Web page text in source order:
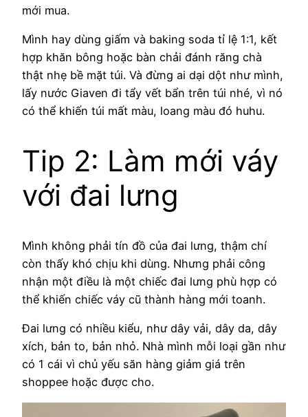
mới mua.
Mình hay dùng giấm và baking soda tỉ lệ 1:1, kết
hợp khăn bông hoặc bàn chải đánh răng chà
thật nhẹ bề mặt túi. Và đừng ai dại dột như mình,
lấy nước Giaven đi tẩy vết bẩn trên túi nhé, vì nó
có thể khiến túi mất màu, loang màu đó huhu.
Tip 2: Làm mới váy
với đai lưng
Mình không phải tín đồ của đai lưng, thậm chí
còn thấy khó chịu khi dùng. Nhưng phải công
nhận một điều là một chiếc đai lưng phù hợp có
thể khiến chiếc váy cũ thành hàng mới toanh.
Đai lưng có nhiều kiểu, như dây vải, dây da, dây
xích, bản to, bản nhỏ. Nhà mình mỗi loại gần như
có 1 cái vì chủ yếu săn hàng giảm giá trên
shoppee hoặc được cho.